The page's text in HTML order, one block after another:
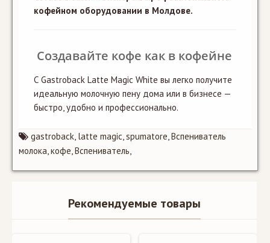
кофейном оборудовании в Молдове.
Создавайте кофе как в кофейне
С Gastroback Latte Magic White вы легко получите
идеальную молочную пену дома или в бизнесе —
быстро, удобно и профессионально.
gastroback, latte magic,spumatore,Вспениватель
молока,кофе,Вспениватель,
Рекомендуемые товары